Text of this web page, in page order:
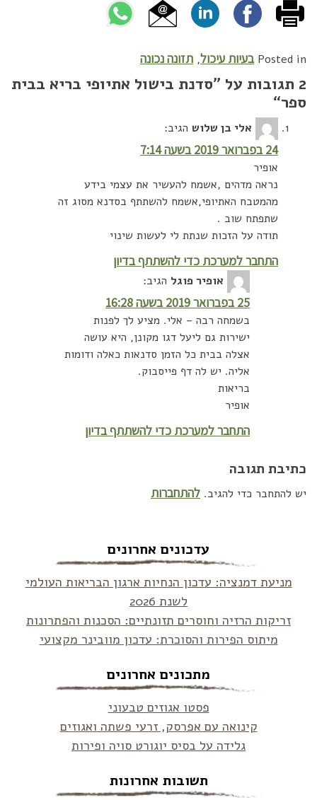
Posted in בעיות עיכול, תזונה נכונה
2 תגובות על ”
סדנת בישול אתיופי בריא בבית
ספר“
אלי בן שלוש הגיב:
24 בפברואר 2019 בשעה 7:14
אופיר
נראה מדהים ,אשמח להעשיר את עצמי בידע
מהמטבח האתיופי,אשמח להשתתף בסדנא מסוג זה
שתפתח שוב .
תודה על הזכות שנתת לי לעשות שינוי
התחבר למערכת כדי להשתתף בדיון
אופיר פוגל הגיב:
25 בפברואר 2019 בשעה 16:28
בשמחה רבה – אלי. מציע לך לפנות
ישירות גם ליעל דגו מקונן, היא עושה
אצלה בבית כל הזמן סדנאות כאלה ודומות
אליה. יש לה דף פייסבוק.
בריאות
אופיר
התחבר למערכת כדי להשתתף בדיון
כתיבת תגובה
יש להתחבר כדי להגיב. להתחברות
עדכונים אחרונים
מניעת דמנציה: עדכון הנחיות ארגון הבריאות העולמי
לשנת 2026
זריקות הרזיה וחוסרים תזונתיים: הסכנות והפתרונות
מיתוס הפירות והסוכרת: עדכון מוובינר מקצועי
מתכונים אחרונים
פסטו אגוזים טבעוני
קינואה עם אפרסק, זרעי פשתה ואגוזים
גלידה על בסיס יוגורט סויה ופירות
תשובות אחרונות